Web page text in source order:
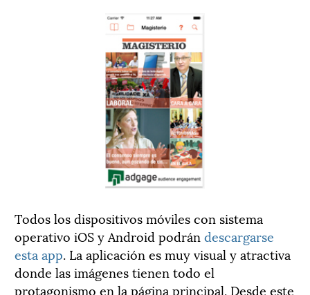
Todos los dispositivos móviles con sistema
operativo iOS y Android podrán descargarse
esta app. La aplicación es muy visual y atractiva
donde las imágenes tienen todo el
protagonismo en la página principal. Desde este